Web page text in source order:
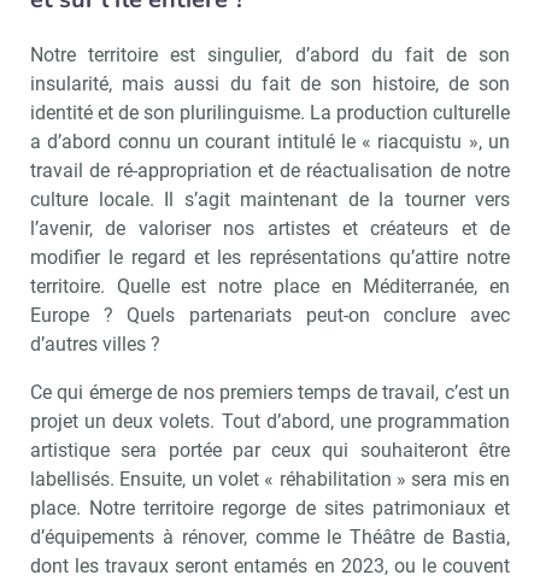
Notre territoire est singulier, d’abord du fait de son
insularité, mais aussi du fait de son histoire, de son
identité et de son plurilinguisme. La production culturelle
a d’abord connu un courant intitulé le « riacquistu », un
travail de ré-appropriation et de réactualisation de notre
culture locale. Il s’agit maintenant de la tourner vers
l’avenir, de valoriser nos artistes et créateurs et de
modifier le regard et les représentations qu’attire notre
territoire. Quelle est notre place en Méditerranée, en
Europe ? Quels partenariats peut-on conclure avec
d’autres villes ?
Ce qui émerge de nos premiers temps de travail, c’est un
projet un deux volets. Tout d’abord, une programmation
artistique sera portée par ceux qui souhaiteront être
labellisés. Ensuite, un volet « réhabilitation » sera mis en
place. Notre territoire regorge de sites patrimoniaux et
d’équipements à rénover, comme le Théâtre de Bastia,
dont les travaux seront entamés en 2023, ou le couvent
Recevoir Culture Matin
Valider
Non merci, je reçois déjà
!
Je déciderai plus
tard